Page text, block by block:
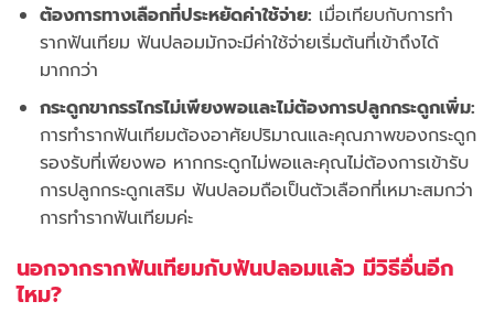
ต้องการทางเลือกที่ประหยัดค่าใช้จ่าย: เมื่อเทียบกับการทำ
รากฟันเทียม ฟันปลอมมักจะมีค่าใช้จ่ายเริ่มต้นที่เข้าถึงได้
มากกว่า
กระดูกขากรรไกรไม่เพียงพอและไม่ต้องการปลูกกระดูกเพิ่ม:
การทำรากฟันเทียมต้องอาศัยปริมาณและคุณภาพของกระดูก
รองรับที่เพียงพอ หากกระดูกไม่พอและคุณไม่ต้องการเข้ารับ
การปลูกกระดูกเสริม ฟันปลอมถือเป็นตัวเลือกที่เหมาะสมกว่า
การทำรากฟันเทียมค่ะ
นอกจากรากฟันเทียมกับฟันปลอมแล้ว มีวิธีอื่นอีก
ไหม?